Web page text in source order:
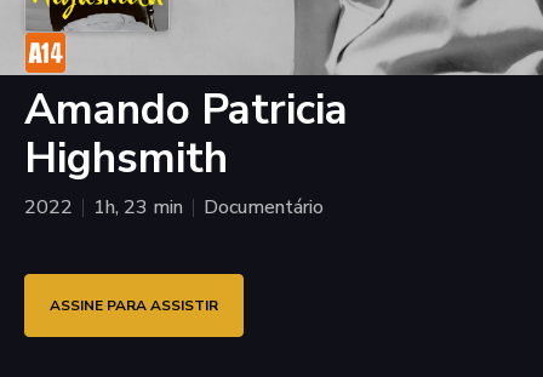
Amando Patricia
Highsmith
2022 1h, 23 min Documentário
ASSINE PARA ASSISTIR